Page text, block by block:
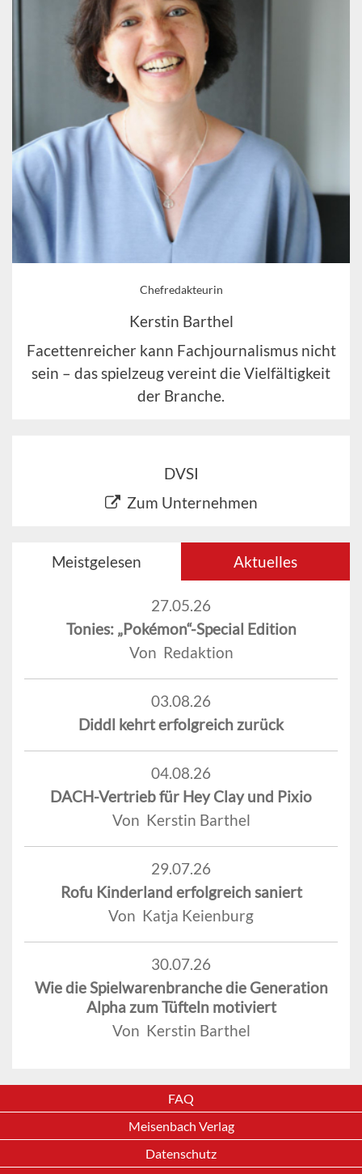
Chefredakteurin
Kerstin Barthel
Facettenreicher kann Fachjournalismus nicht
sein – das spielzeug vereint die Vielfältigkeit
der Branche.
DVSI
Zum Unternehmen
Meistgelesen Aktuelles
27.05.26
Tonies: „Pokémon“-Special Edition
Von Redaktion
03.08.26
Diddl kehrt erfolgreich zurück
04.08.26
DACH-Vertrieb für Hey Clay und Pixio
Von Kerstin Barthel
29.07.26
Rofu Kinderland erfolgreich saniert
Von Katja Keienburg
30.07.26
Wie die Spielwarenbranche die Generation
Alpha zum Tüfteln motiviert
Von Kerstin Barthel
FAQ
Meisenbach Verlag
Datenschutz